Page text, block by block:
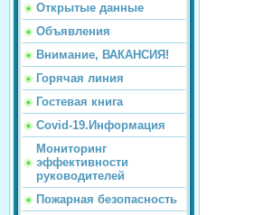
Открытые данные
Объявления
Внимание, ВАКАНСИЯ!
Горячая линия
Гостевая книга
Covid-19.Информация
Мониторинг
эффективности
руководителей
Пожарная безопасность